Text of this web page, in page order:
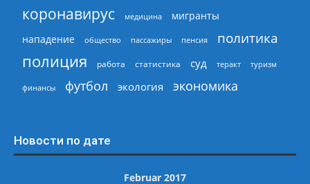
коронавирус медицина
мигранты
нападение
общество пассажиры пенсия политика
полиция работа статистика суд теракт туризм
финансы футбол экология экономика
Новости по дате
Februar 2017